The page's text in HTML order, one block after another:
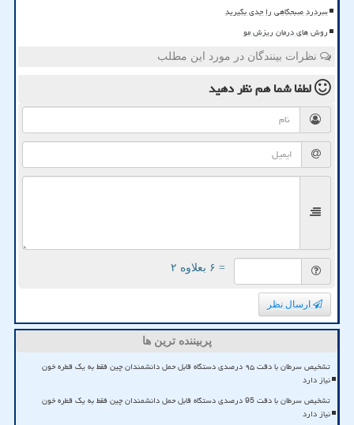
سردرد صبحگاهی را جدی بگیرید
روش های درمان ریزش مو
نظرات بینندگان در مورد این مطلب
لطفا شما همنظر دهید
= ۶ بعلاوه ۲
ارسال نظر
پربیننده ترین ها
تشخیص سرطان با دقت ۹۵ درصدی دستگاه قابل حمل دانشمندان چین فقط به یک قطره خون
نیاز دارد
تشخیص سرطان با دقت 95 درصدی دستگاه قابل حمل دانشمندان چین فقط به یک قطره خون
نیاز دارد